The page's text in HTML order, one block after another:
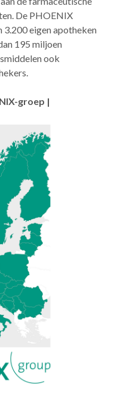
De PHOENIX
eigen apotheken
195 miljoen
ook
groep |